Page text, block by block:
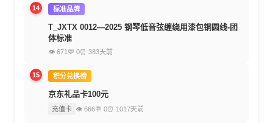
14 标准品牌
T_JXTX 0012—2025 钢琴低音弦缠绕用漆包铜圆线-团
体标准
👁 671 💬 0⏰ 383天前
15 积分兑换榜
京东礼品卡100元
充值卡 👁 666💬 0⏰ 1017天前